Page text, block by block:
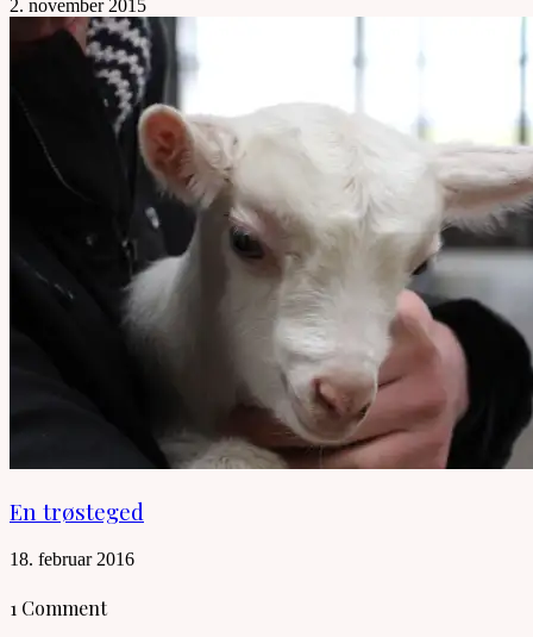
2. november 2015
En trøsteged
18. februar 2016
1 Comment